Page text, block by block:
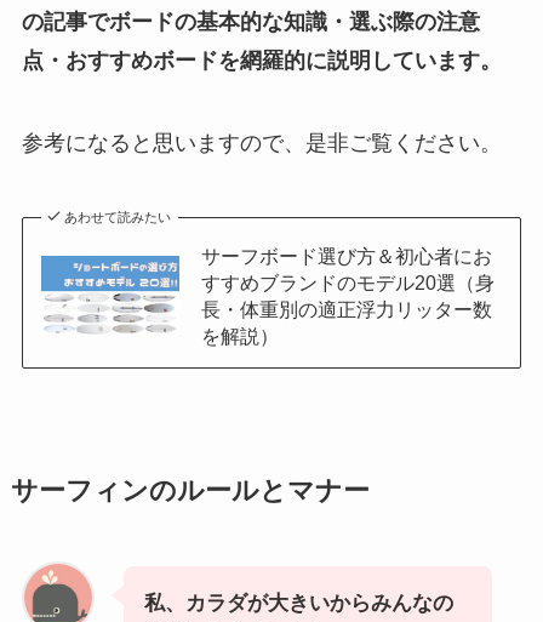
の記事でボードの基本的な知識・選ぶ際の注意
点・おすすめボードを網羅的に説明しています。
参考になると思いますので、是非ご覧ください。
あわせて読みたい
サーフボード選び方＆初心者にお
すすめブランドのモデル20選（身
長・体重別の適正浮力リッター数
を解説）
サーフィンのルールとマナー
私、カラダが大きいからみんなの